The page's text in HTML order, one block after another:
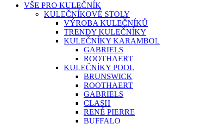
VŠE PRO KULEČNÍK
KULEČNÍKOVÉ STOLY
VÝROBA KULEČNÍKŮ
TRENDY KULEČNÍKY
KULEČNÍKY KARAMBOL
GABRIELS
ROOTHAERT
KULEČNÍKY POOL
BRUNSWICK
ROOTHAERT
GABRIELS
CLASH
RENÉ PIERRE
BUFFALO